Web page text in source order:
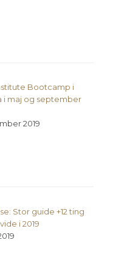
Bootcamp i
i maj og september
2019
Stor guide +12 ting
i 2019